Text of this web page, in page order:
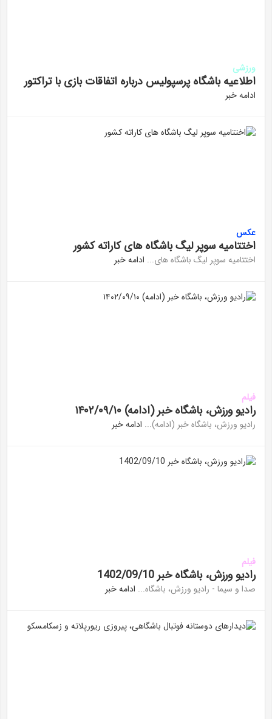
ورزشی
اطلاعیه باشگاه پرسپولیس درباره اتفاقات بازی با تراکتور
ادامه خبر
عکس
اختتامیه سوپر لیگ باشگاه های کاراته کشور
اختتامیه سوپر لیگ باشگاه های... ادامه خبر
فیلم
رادیو ورزش، باشگاه خبر (ادامه) ۱۴۰۲/۰۹/۱۰
رادیو ورزش، باشگاه خبر (ادامه)... ادامه خبر
فیلم
رادیو ورزش، باشگاه خبر 1402/09/10
صدا و سیما - رادیو ورزش، باشگاه... ادامه خبر